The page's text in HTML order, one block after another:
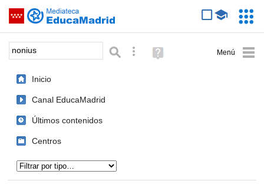
Saltar navegación
Palabra o frase: Búsqueda avanzada
Ayuda
(en
Inicio
Canal EducaMadrid
Últimos contenidos
Centros